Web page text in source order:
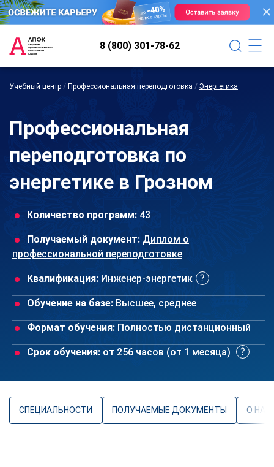
8 (800) 301-78-62
Учебный центр / Профессиональная переподготовка / Энергетика
Профессиональная
переподготовка по
энергетике в Грозном
Количество программ: 43
Получаемый документ: Диплом о
профессиональной переподготовке
Квалификация: Инженер-энергетик
Обучение на базе: Высшее, среднее
Формат обучения: Полностью дистанционный
Срок обучения: от 256 часов (от 1 месяца)
СПЕЦИАЛЬНОСТИ ПОЛУЧАЕМЫЕ ДОКУМЕНТЫ О